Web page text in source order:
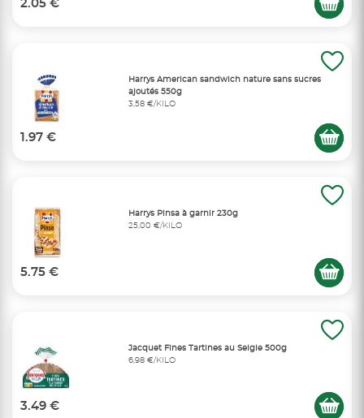
2.05 €
Harrys American sandwich nature sans sucres
ajoutés 550g
3,58 €/KILO
1.97 €
Harrys Pinsa à garnir 230g
25,00 €/KILO
5.75 €
Jacquet Fines Tartines au Seigle 500g
6,98 €/KILO
3.49 €